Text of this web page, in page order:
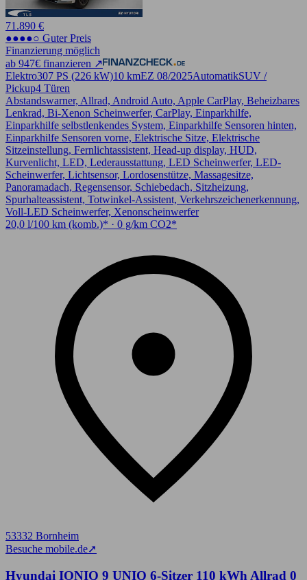
71.890 €
●●●●○ Guter Preis
Finanzierung möglich
ab 947€ finanzieren ↗
Elektro307 PS (226 kW)10 kmEZ 08/2025AutomatikSUV /
Pickup4 Türen
Abstandswarner, Allrad, Android Auto, Apple CarPlay, Beheizbares
Lenkrad, Bi-Xenon Scheinwerfer, CarPlay, Einparkhilfe,
Einparkhilfe selbstlenkendes System, Einparkhilfe Sensoren hinten,
Einparkhilfe Sensoren vorne, Elektrische Sitze, Elektrische
Sitzeinstellung, Fernlichtassistent, Head-up display, HUD,
Kurvenlicht, LED, Lederausstattung, LED Scheinwerfer, LED-
Scheinwerfer, Lichtsensor, Lordosenstütze, Massagesitze,
Panoramadach, Regensensor, Schiebedach, Sitzheizung,
Spurhalteassistent, Totwinkel-Assistent, Verkehrszeichenerkennung,
Voll-LED Scheinwerfer, Xenonscheinwerfer
20,0 l/100 km (komb.)* · 0 g/km CO2*
53332 Bornheim
Besuche mobile.de➚
Hyundai IONIQ 9 UNIQ 6-Sitzer 110 kWh Allrad 0